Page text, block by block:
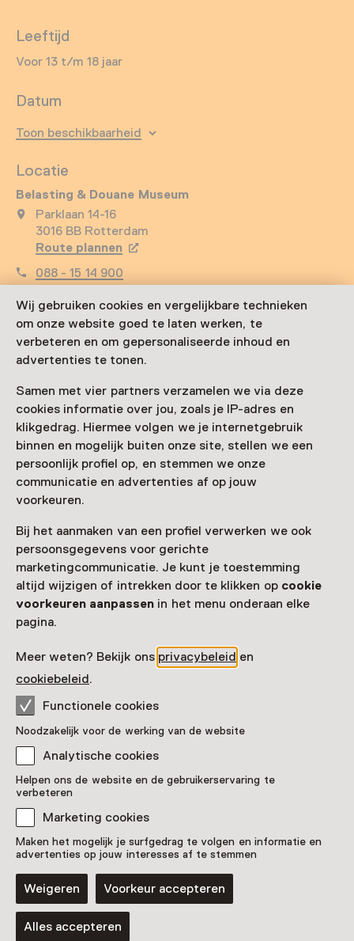
Wij gebruiken cookies en vergelijkbare technieken
om onze website goed te laten werken, te
verbeteren en om gepersonaliseerde inhoud en
advertenties te tonen.
Samen met vier partners verzamelen we via deze
cookies informatie over jou, zoals je IP-adres en
klikgedrag. Hiermee volgen we je internetgebruik
binnen en mogelijk buiten onze site, stellen we een
persoonlijk profiel op, en stemmen we onze
communicatie en advertenties af op jouw
voorkeuren.
Bij het aanmaken van een profiel verwerken we ook
persoonsgegevens voor gerichte
marketingcommunicatie. Je kunt je toestemming
altijd wijzigen of intrekken door te klikken op cookie
voorkeuren aanpassen in het menu onderaan elke
pagina.
Meer weten? Bekijk ons privacybeleid en
cookiebeleid.
Functionele cookies
Noodzakelijk voor de werking van de website
Analytische cookies
Helpen ons de website en de gebruikerservaring te
verbeteren
Marketing cookies
Maken het mogelijk je surfgedrag te volgen en informatie en
advertenties op jouw interesses af te stemmen
Weigeren Voorkeur accepteren
Alles accepteren
Leeftijd
Voor 13 t/m 18 jaar
Datum
Toon beschikbaarheid
Locatie
Belasting & Douane Museum
Parklaan 14-16
3016 BB Rotterdam
Route plannen Opent in een nieuw tabblad
088 - 15 14 900
Vandaag open van 11:00 tot 17:00 uur
Meer openingstijden
Zien & doen in Belasting
& Douane Museum
Douanespreekuur met Leon Warnies
21 oktober t/m 19 december, meerdere
Tentoonstelling
Toeslagen Tragedie